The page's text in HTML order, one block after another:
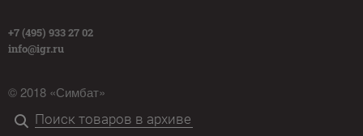
+7 (495) 933 27 02
info@igr.ru
© 2018 «Симбат»